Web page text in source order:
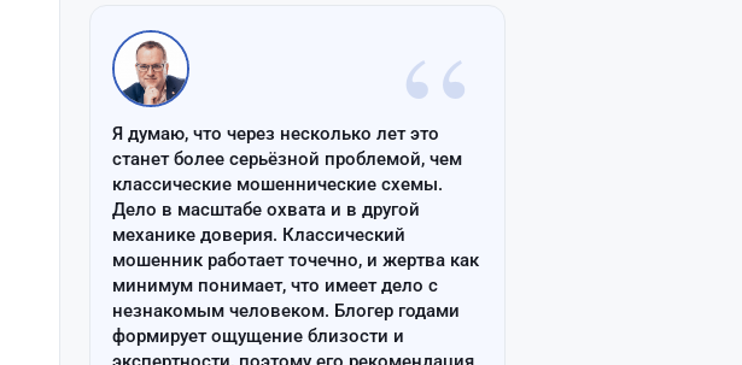
“
Я думаю, что через несколько лет это
станет более серьёзной проблемой, чем
классические мошеннические схемы.
Дело в масштабе охвата и в другой
механике доверия. Классический
мошенник работает точечно, и жертва как
минимум понимает, что имеет дело с
незнакомым человеком. Блогер годами
формирует ощущение близости и